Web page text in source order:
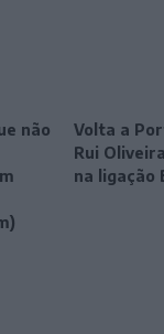
não
Volta a
Rui
na ligação